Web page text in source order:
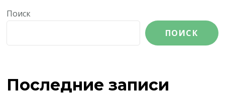
Поиск
ПОИСК
Последние записи